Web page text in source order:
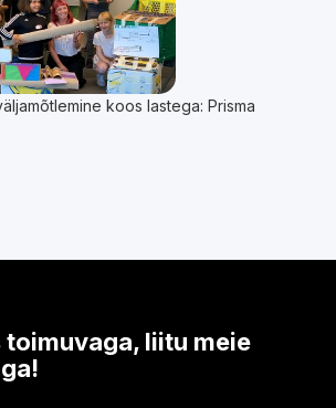
koos lastega: Prisma
toimuvaga, liitu meie